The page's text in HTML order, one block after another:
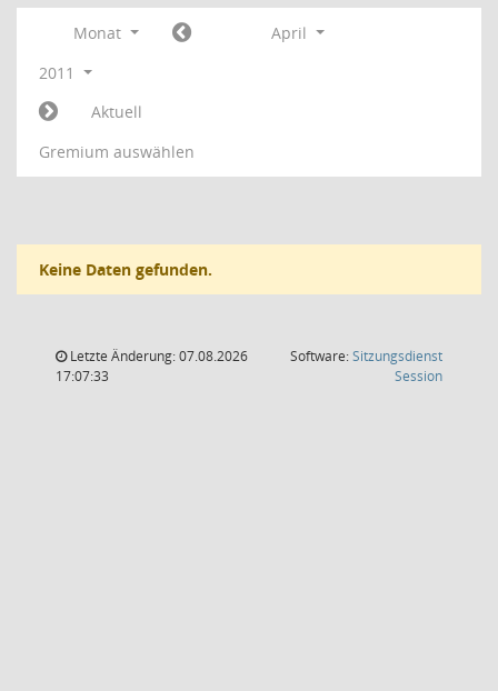
Monat
April
2011
Aktuell
Gremium auswählen
Keine Daten gefunden.
Letzte Änderung: 07.08.2026
17:07:33
Software:Sitzungsdienst
Session(Wird in